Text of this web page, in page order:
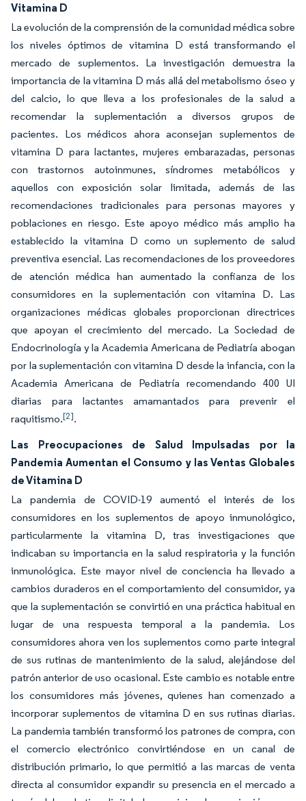
Vitamina D
La evolución de la comprensión de la comunidad médica sobre
los niveles óptimos de vitamina D está transformando el
mercado de suplementos. La investigación demuestra la
importancia de la vitamina D más allá del metabolismo óseo y
del calcio, lo que lleva a los profesionales de la salud a
recomendar la suplementación a diversos grupos de
pacientes. Los médicos ahora aconsejan suplementos de
vitamina D para lactantes, mujeres embarazadas, personas
con trastornos autoinmunes, síndromes metabólicos y
aquellos con exposición solar limitada, además de las
recomendaciones tradicionales para personas mayores y
poblaciones en riesgo. Este apoyo médico más amplio ha
establecido la vitamina D como un suplemento de salud
preventiva esencial. Las recomendaciones de los proveedores
de atención médica han aumentado la confianza de los
consumidores en la suplementación con vitamina D. Las
organizaciones médicas globales proporcionan directrices
que apoyan el crecimiento del mercado. La Sociedad de
Endocrinología y la Academia Americana de Pediatría abogan
por la suplementación con vitamina D desde la infancia, con la
Academia Americana de Pediatría recomendando 400 UI
diarias para lactantes amamantados para prevenir el
raquitismo.[2].
Las Preocupaciones de Salud Impulsadas por la
Pandemia Aumentan el Consumo y las Ventas Globales
de Vitamina D
La pandemia de COVID-19 aumentó el interés de los
consumidores en los suplementos de apoyo inmunológico,
particularmente la vitamina D, tras investigaciones que
indicaban su importancia en la salud respiratoria y la función
inmunológica. Este mayor nivel de conciencia ha llevado a
cambios duraderos en el comportamiento del consumidor, ya
que la suplementación se convirtió en una práctica habitual en
lugar de una respuesta temporal a la pandemia. Los
consumidores ahora ven los suplementos como parte integral
de sus rutinas de mantenimiento de la salud, alejándose del
patrón anterior de uso ocasional. Este cambio es notable entre
los consumidores más jóvenes, quienes han comenzado a
incorporar suplementos de vitamina D en sus rutinas diarias.
La pandemia también transformó los patrones de compra, con
el comercio electrónico convirtiéndose en un canal de
distribución primario, lo que permitió a las marcas de venta
directa al consumidor expandir su presencia en el mercado a